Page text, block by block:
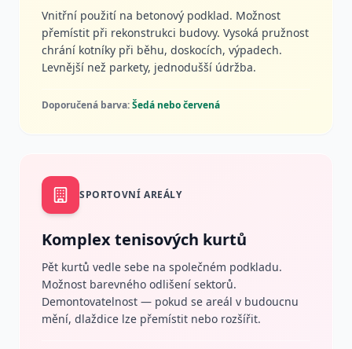
Vnitřní použití na betonový podklad. Možnost
přemístit při rekonstrukci budovy. Vysoká pružnost
chrání kotníky při běhu, doskocích, výpadech.
Levnější než parkety, jednodušší údržba.
Doporučená barva:Šedá nebo červená
SPORTOVNÍ AREÁLY
Komplex tenisových kurtů
Pět kurtů vedle sebe na společném podkladu.
Možnost barevného odlišení sektorů.
Demontovatelnost — pokud se areál v budoucnu
mění, dlaždice lze přemístit nebo rozšířit.